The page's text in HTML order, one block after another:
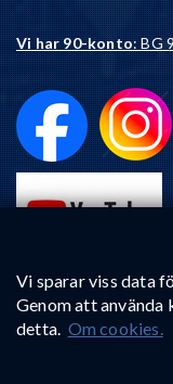
Vi sparar viss data
Genom att använda
detta. Om cookies.
Vi har 90-konto: BG